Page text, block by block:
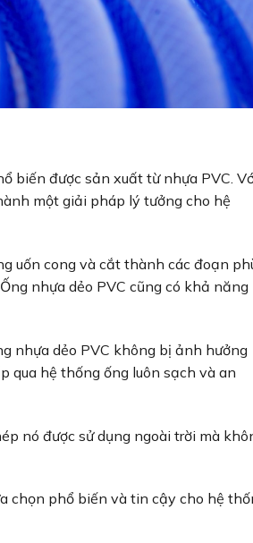
biến được sản xuất từ nhựa PVC.
một giải pháp lý tưởng cho hệ
uốn cong và cắt thành các đoạn
nhựa dẻo PVC cũng có khả năng
nhựa dẻo PVC không bị ảnh hưởng
qua hệ thống ống luôn sạch và an
nó được sử dụng ngoài trời mà
chọn phổ biến và tin cậy cho hệ